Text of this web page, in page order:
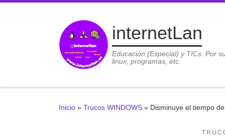
internetLan
Educación (Especial) y TICs. Por
linux, programas, etc.
Inicio » Trucos WINDOWS » Disminuye el tiempo